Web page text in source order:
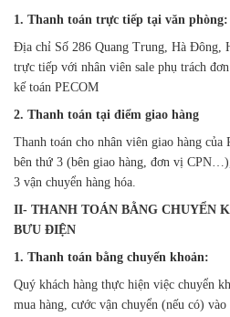
1. Thanh toán trực tiếp tại văn phòng:
Địa chỉ Số 286 Quang Trung, Hà Đông,
trực tiếp với nhân viên sale phụ trách
kế toán PECOM
2. Thanh toán tại điểm giao hàng
Thanh toán cho nhân viên giao hàng của
bên thứ 3 (bên giao hàng, đơn vị
3 vận chuyển hàng hóa.
II- THANH TOÁN BẰNG CHUYỂN
BƯU ĐIỆN
1. Thanh toán bằng chuyển khoản:
Quý khách hàng thực hiện việc chuyển
mua hàng, cước vận chuyển (nếu có)